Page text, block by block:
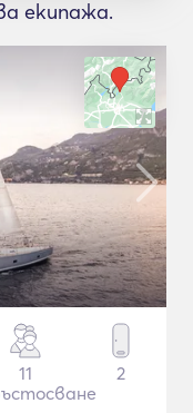
екипажа.
11
2